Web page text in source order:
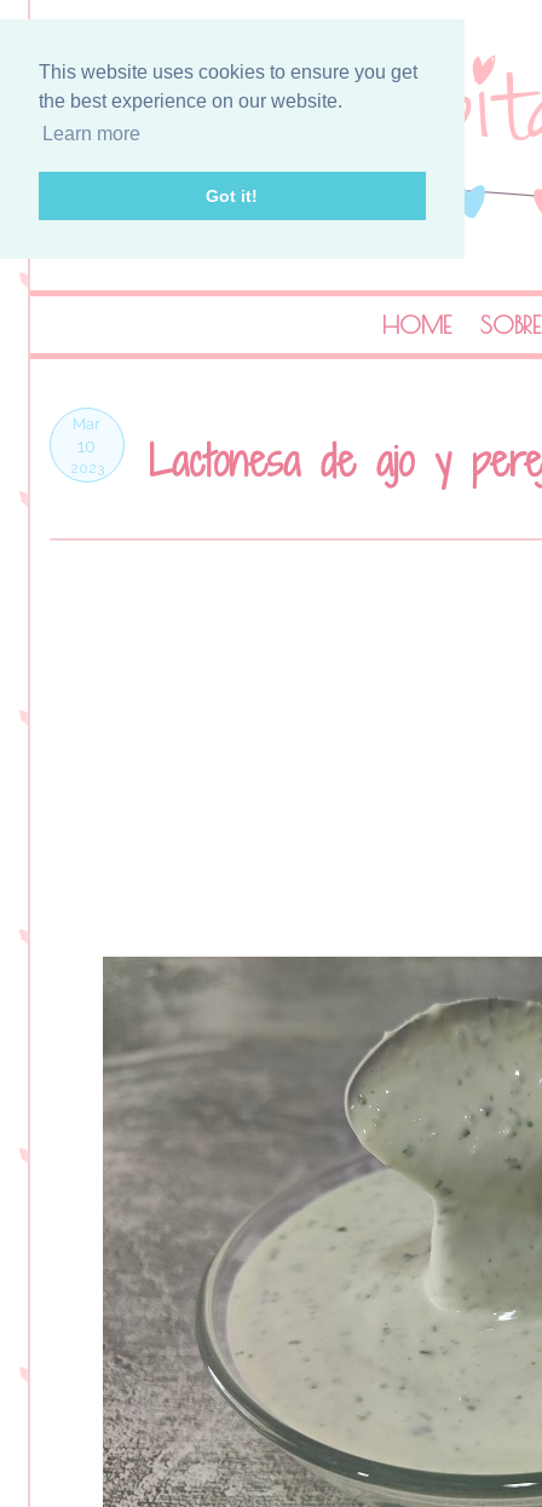
This website uses cookies to ensure you get
the best experience on our website.
Learn more
Got it!
HOME
Mar
10
2023 Lactonesa de ajo y